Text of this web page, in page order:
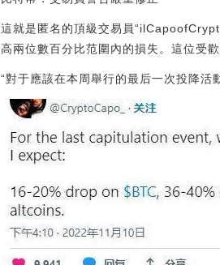
這就是匿名的頂級交易員
高兩位數百分比范圍內的損失。這位受
“對于應該在本周舉行的最后一次投降